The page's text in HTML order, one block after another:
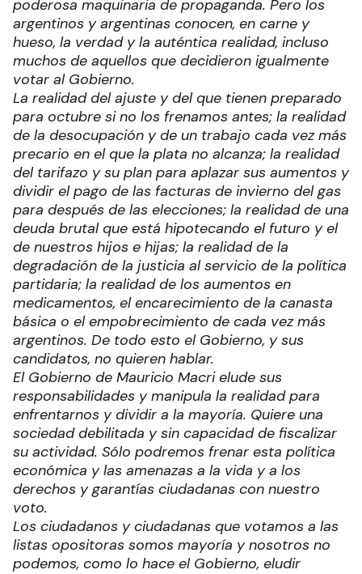
poderosa maquinaria de propaganda. Pero los
argentinos y argentinas conocen, en carne y
hueso, la verdad y la auténtica realidad, incluso
muchos de aquellos que decidieron igualmente
votar al Gobierno.
La realidad del ajuste y del que tienen preparado
para octubre si no los frenamos antes; la realidad
de la desocupación y de un trabajo cada vez más
precario en el que la plata no alcanza; la realidad
del tarifazo y su plan para aplazar sus aumentos y
dividir el pago de las facturas de invierno del gas
para después de las elecciones; la realidad de una
deuda brutal que está hipotecando el futuro y el
de nuestros hijos e hijas; la realidad de la
degradación de la justicia al servicio de la política
partidaria; la realidad de los aumentos en
medicamentos, el encarecimiento de la canasta
básica o el empobrecimiento de cada vez más
argentinos. De todo esto el Gobierno, y sus
candidatos, no quieren hablar.
El Gobierno de Mauricio Macri elude sus
responsabilidades y manipula la realidad para
enfrentarnos y dividir a la mayoría. Quiere una
sociedad debilitada y sin capacidad de fiscalizar
su actividad. Sólo podremos frenar esta política
económica y las amenazas a la vida y a los
derechos y garantías ciudadanas con nuestro
voto.
Los ciudadanos y ciudadanas que votamos a las
listas opositoras somos mayoría y nosotros no
podemos, como lo hace el Gobierno, eludir